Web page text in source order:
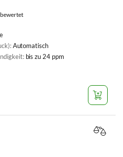
bewertet
Automatisch
bis zu 24 ppm